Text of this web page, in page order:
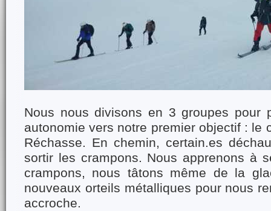
Nous nous divisons en 3 groupes pour
autonomie vers notre premier objectif : le
Réchasse. En chemin, certain.es
sortir les crampons. Nous apprenons à
crampons, nous tâtons même de la
nouveaux orteils métalliques pour nous
accroche.